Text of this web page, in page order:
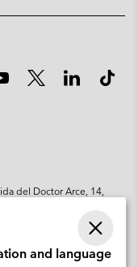
del Doctor Arce, 14,
and language